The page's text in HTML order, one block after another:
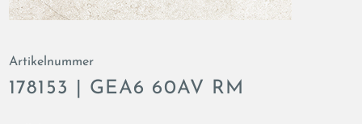
Artikelnummer
178153 | GEA6 60AV RM